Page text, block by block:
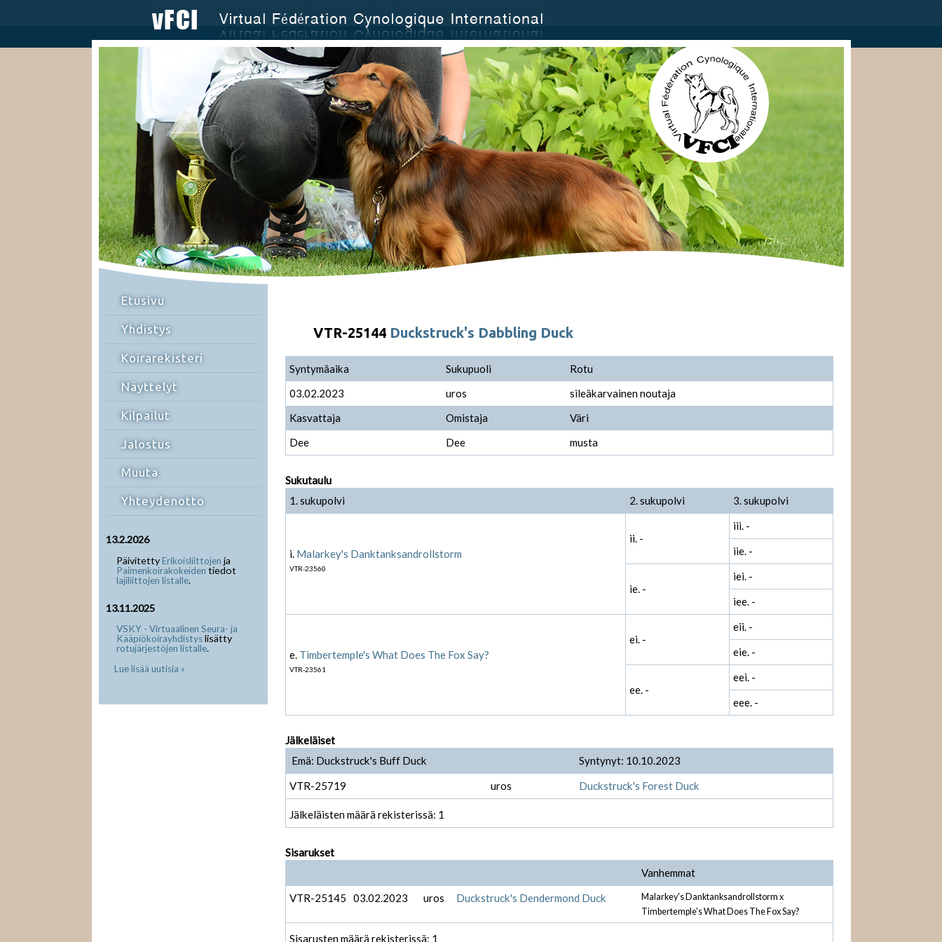
Etusivu
Yhdistys
Koirarekisteri
Näyttelyt
Kilpailut
Jalostus
Muuta
Yhteydenotto
13.2.2026
PäivitettyErikoisliittojen ja
Paimenkoirakokeiden tiedot
lajiliittojen listalle.
13.11.2025
VSKY - Virtuaalinen Seura- ja
Kääpiökoirayhdistyslisätty
rotujärjestöjen listalle.
Lue lisää uutisia »
VTR-25144 Duckstruck's Dabbling Duck
Syntymäaika Sukupuoli
Rotu
03.02.2023
uros
sileäkarvainen noutaja
Kasvattaja
Omistaja
Väri
Dee
Dee musta
Sukutaulu
1. sukupolvi
2. sukupolvi 3. sukupolvi
i. Malarkey's Danktanksandrollstorm
VTR-23560
ii. -
iii. -
iie. -
ie. -
iei. -
iee. -
e. Timbertemple's What Does The Fox Say?
VTR-23561
ei. -
eii. -
eie. -
ee. -
eei. -
eee. -
Jälkeläiset
Emä: Duckstruck's Buff Duck
Syntynyt: 10.10.2023
VTR-25719
uros Duckstruck's Forest Duck
Jälkeläisten määrä rekisterissä: 1
Sisarukset
Vanhemmat
VTR-25145
03.02.2023 uros Duckstruck's Dendermond Duck
Malarkey's Danktanksandrollstorm x
Timbertemple's What Does The Fox Say?
Sisarusten määrä rekisterissä: 1